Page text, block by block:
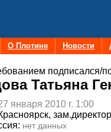
О Плотине Новости
подписался/
Татьяна
января 2010 г. 1:00
нет данных